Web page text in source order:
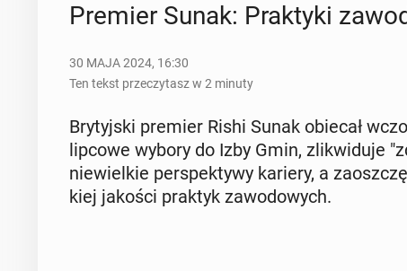
Premier Sunak: Prak­ty­ki
30 MAJA 2024, 16:30
Ten tekst przeczytasz w 2 minuty
Bry­tyj­ski premier Rishi Sunak obiecał
lipcowe wybory do Izby Gmin, zli­kwi­du­je
nie­wiel­kie per­spek­ty­wy kariery, a
kiej jakości praktyk za­wo­do­wych.